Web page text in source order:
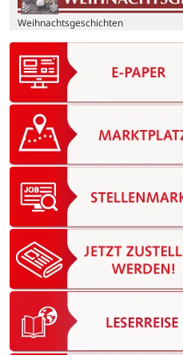
Weihnachtsgeschichten